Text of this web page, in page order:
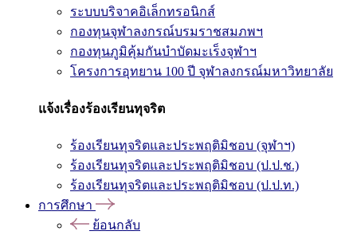
ระบบบริจาคอิเล็กทรอนิกส์
กองทุนจุฬาลงกรณ์บรมราชสมภพฯ
กองทุนภูมิคุ้มกันบำบัดมะเร็งจุฬาฯ
โครงการอุทยาน 100 ปี จุฬาลงกรณ์มหาวิทยาลัย
แจ้งเรื่องร้องเรียนทุจริต
ร้องเรียนทุจริตและประพฤติมิชอบ (จุฬาฯ)
ร้องเรียนทุจริตและประพฤติมิชอบ (ป.ป.ช.)
ร้องเรียนทุจริตและประพฤติมิชอบ (ป.ป.ท.)
การศึกษา
ย้อนกลับ